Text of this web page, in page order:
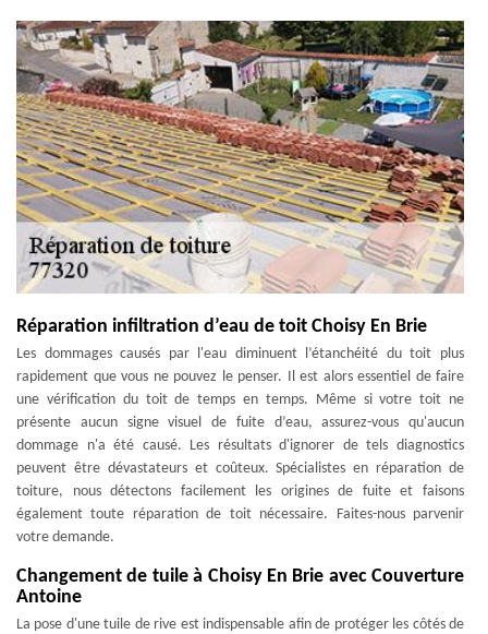
Réparation infiltration d’eau de toit Choisy En Brie
Les dommages causés par l'eau diminuent l’étanchéité du toit plus
rapidement que vous ne pouvez le penser. Il est alors essentiel de faire
une vérification du toit de temps en temps. Même si votre toit ne
présente aucun signe visuel de fuite d’eau, assurez-vous qu'aucun
dommage n'a été causé. Les résultats d'ignorer de tels diagnostics
peuvent être dévastateurs et coûteux. Spécialistes en réparation de
toiture, nous détectons facilement les origines de fuite et faisons
également toute réparation de toit nécessaire. Faites-nous parvenir
votre demande.
Changement de tuile à Choisy En Brie avec Couverture
Antoine
La pose d'une tuile de rive est indispensable afin de protéger les côtés de